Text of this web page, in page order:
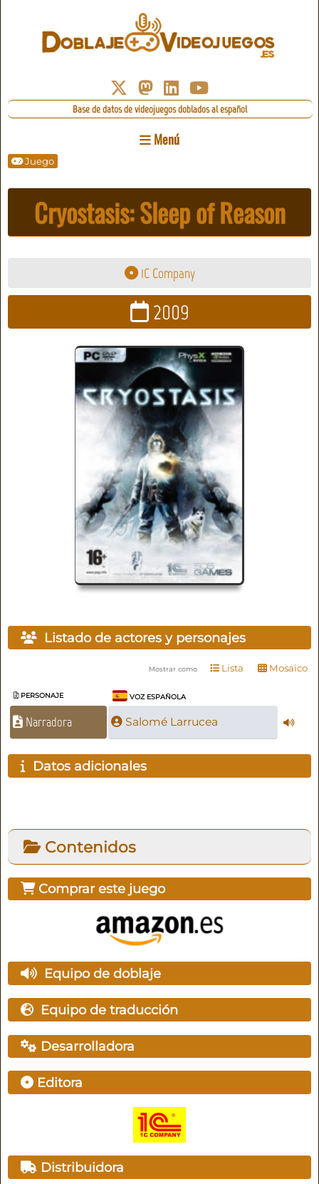
Base de datos de videojuegos doblados al español
Menú
Juego
Cryostasis: Sleep of Reason
1C Company
2009
Listado de actores y personajes
Mostrar como Lista Mosaico
PERSONAJE VOZ ESPAÑOLA
Narradora Salomé Larrucea
Datos adicionales
Contenidos
Comprar este juego
Equipo de doblaje
Equipo de traducción
Desarrolladora
Editora
Distribuidora